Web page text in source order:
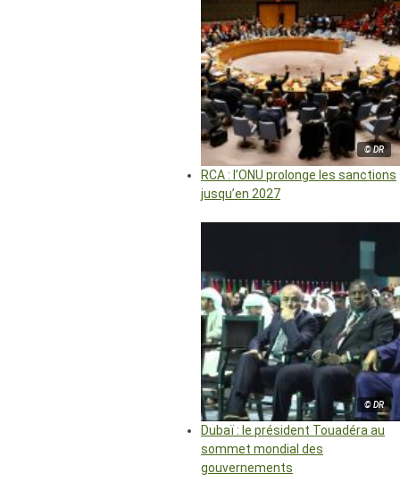
© DR
RCA : l’ONU prolonge les sanctions
jusqu’en 2027
© DR
Dubaï : le président Touadéra au
sommet mondial des
gouvernements